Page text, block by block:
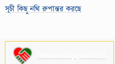
সূচী কিছু নথি রুপান্তর করছে